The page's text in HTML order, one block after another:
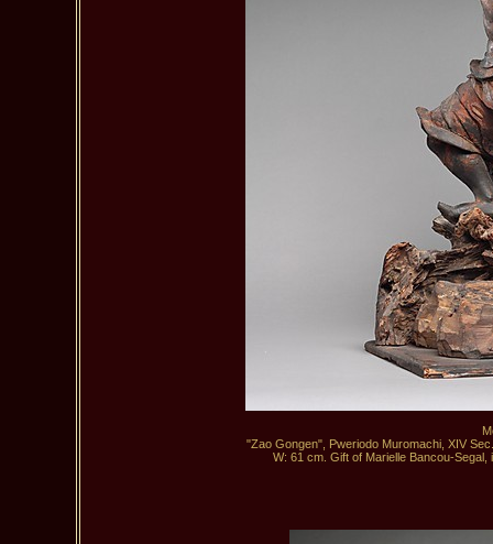
"Zao Gongen", Pweriodo Muromachi, XIV
W: 61 cm. Gift of Marielle Bancou-